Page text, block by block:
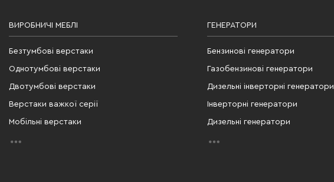
ВИРОБНИЧІ МЕБЛІ
Безтумбові верстаки
Однотумбові верстаки
Двотумбові верстаки
Верстаки важкої серії
Мобільні верстаки
ГЕНЕРАТОРИ
Бензинові генератори
Газобензинові генератори
Дизельні інверторні генератори
Інверторні генератори
Дизельні генератори